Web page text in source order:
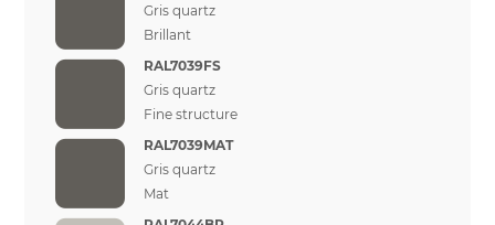
Gris quartz
Brillant
RAL7039FS
Gris quartz
Fine structure
RAL7039MAT
Gris quartz
Mat